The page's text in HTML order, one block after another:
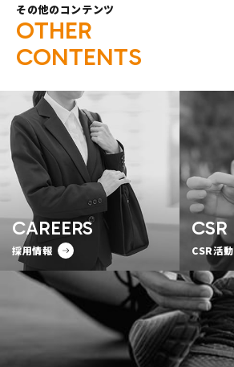
その他のコンテンツ
OTHER
CONTENTS
CAREERS
採用情報
CSR
CSR活動